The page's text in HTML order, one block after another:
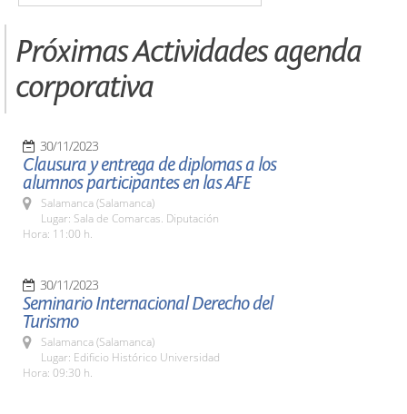
Próximas Actividades agenda
corporativa
30/11/2023
Clausura y entrega de diplomas a los
alumnos participantes en las AFE
Salamanca (Salamanca)
Lugar: Sala de Comarcas. Diputación
Hora: 11:00 h.
30/11/2023
Seminario Internacional Derecho del
Turismo
Salamanca (Salamanca)
Lugar: Edificio Histórico Universidad
Hora: 09:30 h.